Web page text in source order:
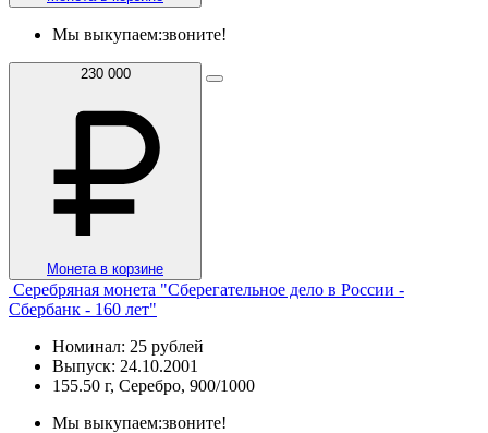
Мы выкупаем:звоните!
230 000
Монета в корзине
Серебряная монета "Сберегательное дело в России -
Сбербанк - 160 лет"
Номинал: 25 рублей
Выпуск: 24.10.2001
155.50 г, Серебро, 900/1000
Мы выкупаем:звоните!